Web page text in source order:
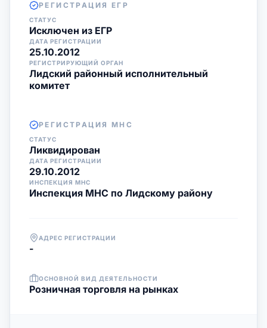
РЕГИСТРАЦИЯ ЕГР
СТАТУС
Исключен из ЕГР
ДАТА РЕГИСТРАЦИИ
25.10.2012
РЕГИСТРИРУЮЩИЙ ОРГАН
Лидский районный исполнительный
комитет
РЕГИСТРАЦИЯ МНС
СТАТУС
Ликвидирован
ДАТА РЕГИСТРАЦИИ
29.10.2012
ИНСПЕКЦИЯ МНС
Инспекция МНС по Лидскому району
АДРЕС РЕГИСТРАЦИИ
-
ОСНОВНОЙ ВИД ДЕЯТЕЛЬНОСТИ
Розничная торговля на рынках